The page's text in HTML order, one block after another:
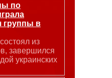
по
группы в
из
завершился
украинских